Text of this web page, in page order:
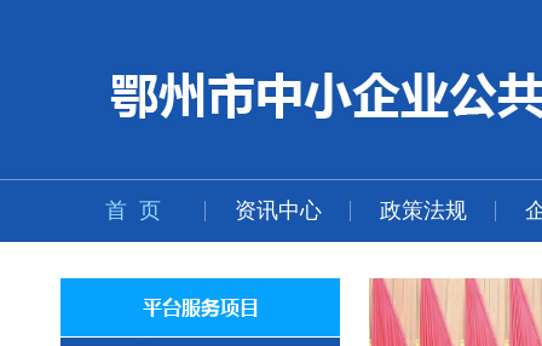
首 页 资讯中心 政策法规